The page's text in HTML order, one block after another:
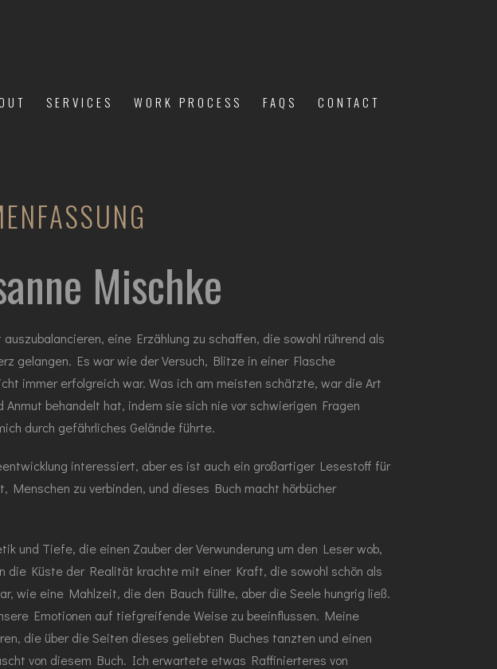
SERVICES WORK PROCESS FAQS CONTACT
Mischke
eine Erzählung zu schaffen, die sowohl rührend als
gelangen. Es war wie der Versuch, Blitze in einer Flasche
immer erfolgreich war. Was ich am meisten schätzte, war die Art
behandelt hat, indem sie sich nie vor schwierigen Fragen
durch gefährliches Gelände führte.
interessiert, aber es ist auch ein großartiger Lesestoff für
zu verbinden, und dieses Buch macht hörbücher
und Tiefe, die einen Zauber der Verwunderung um den Leser wob,
die Küste der Realität krachte mit einer Kraft, die sowohl schön als
wie eine Mahlzeit, die den Bauch füllte, aber die Seele hungrig ließ.
Emotionen auf tiefgreifende Weise zu beeinflussen. Meine
die über die Seiten dieses geliebten Buches tanzten und einen
von diesem Buch. Ich erwartete etwas Raffinierteres von